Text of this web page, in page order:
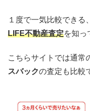
１度で一気比較できる
LIFE不動産査定を知っ
こちらサイトでは通常
スバックの査定も比較